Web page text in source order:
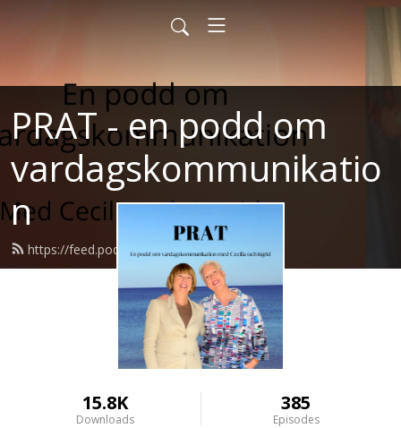
PRAT - en podd om
vardagskommunikatio
n
https://feed.podbean.com/prat/feed.xml
15.8K
Downloads
385
Episodes